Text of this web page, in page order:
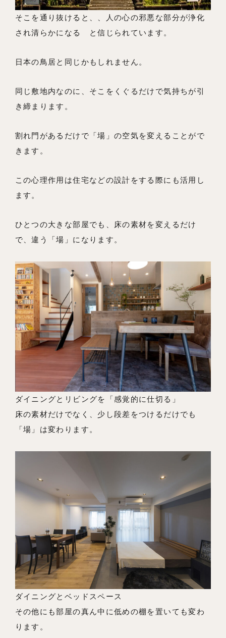
そこを通り抜けると、、人の心の邪悪な部分が浄化
され清らかになる と信じられています。
日本の鳥居と同じかもしれません。
同じ敷地内なのに、そこをくぐるだけで気持ちが引
き締まります。
割れ門があるだけで「場」の空気を変えることがで
きます。
この心理作用は住宅などの設計をする際にも活用し
ます。
ひとつの大きな部屋でも、床の素材を変えるだけ
で、違う「場」になります。
ダイニングとリビングを「感覚的に仕切る」
床の素材だけでなく、少し段差をつけるだけでも
「場」は変わります。
ダイニングとベッドスペース
その他にも部屋の真ん中に低めの棚を置いても変わ
ります。